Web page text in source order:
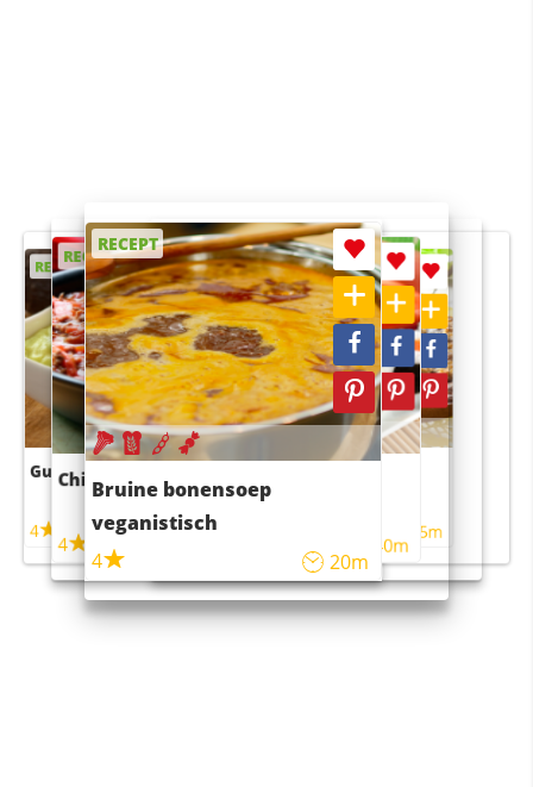
RECEPT
Guacamole
4
RECEPT
Chili con carne
4 45m
RECEPT
Bruine bonensoep
veganistisch
4
20m
RECEPT
Sushi rijstsalade
maaltijdsalade
40m
RECEPT
4 55m